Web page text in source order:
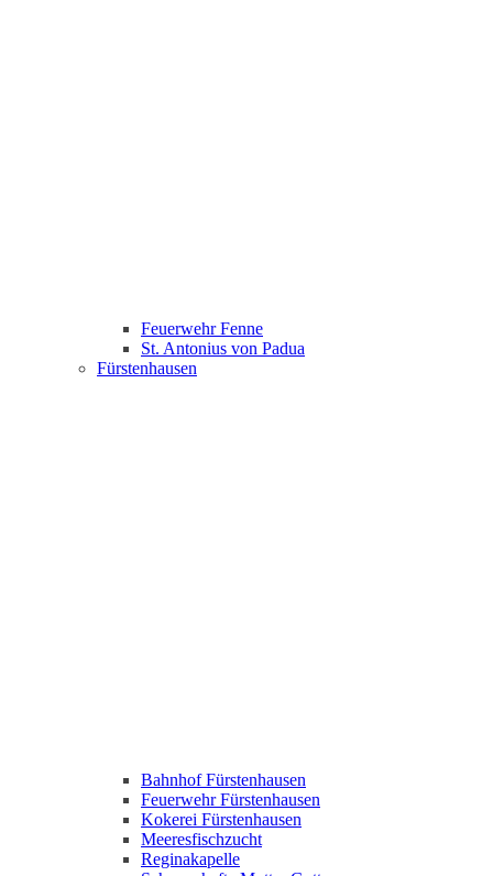
Feuerwehr Fenne
St. Antonius von Padua
Fürstenhausen
Bahnhof Fürstenhausen
Feuerwehr Fürstenhausen
Kokerei Fürstenhausen
Meeresfischzucht
Reginakapelle